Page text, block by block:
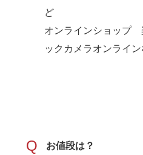
ど
オンラインショップ
ックカメラオンライ
Q お値段は？